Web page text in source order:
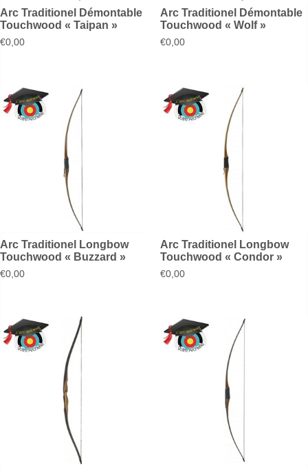
Arc Traditionel Démontable
Touchwood « Taipan »
€0,00
Arc Traditionel Démontable
Touchwood « Wolf »
€0,00
Arc Traditionel Longbow
Touchwood « Buzzard »
€0,00
Arc Traditionel Longbow
Touchwood « Condor »
€0,00